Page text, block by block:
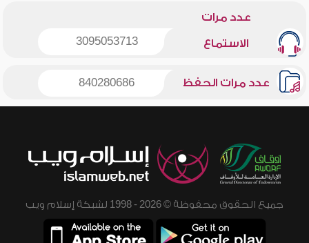
عدد مرات
الاستماع 3095053713
عدد مرات الحفظ 840280686
جميع الحقوق محفوظة © 2026 - 1998 لشبكة إسلام ويب